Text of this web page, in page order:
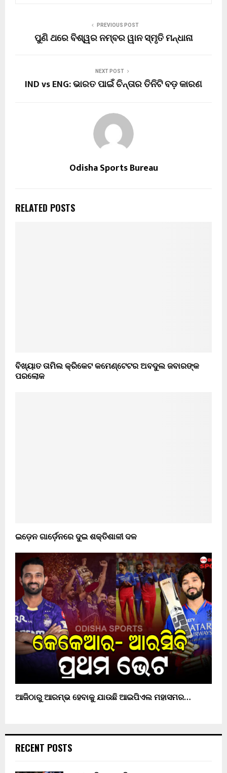
PREVIOUS POST
ପୁଣି ଥରେ ବିଶ୍ୱର ନମ୍ବର ୱାନ ସ୍ମୃତି ମନ୍ଧାନା
NEXT POST
IND vs ENG: ଭାରତ ପାଇଁ ଚିନ୍ତାର ତିନିଟି ବଡ଼ କାରଣ
Odisha Sports Bureau
RELATED POSTS
ବିଖ୍ୟାତ ତାମିଲ କ୍ରିକେଟ କମେଣ୍ଟେଟର ଅବଦୁଲ ଜବାରଙ୍କ
ପରଲୋକ
ଇଡ଼େନ ଗାର୍ଡ଼େନରେ ଦୁଇ ଶକ୍ତିଶାଳୀ ଦଳ
ଆଜିଠାରୁ ଆରମ୍ଭ ହେବାକୁ ଯାଉଛି ଆଇପିଏଲ ମହାସମର…
RECENT POSTS